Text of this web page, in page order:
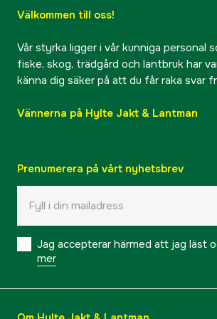
Välkommen till oss!
Vår styrka ligger i vår kunniga personal
fiske, skog, trädgård och lantbruk har
känna dig säker på att du får raka svar
Vännerna på Hylte Jakt & Lantman
Prenumerera på vårt nyhetsbrev
Jag accepterar härmed att jag läst
mer